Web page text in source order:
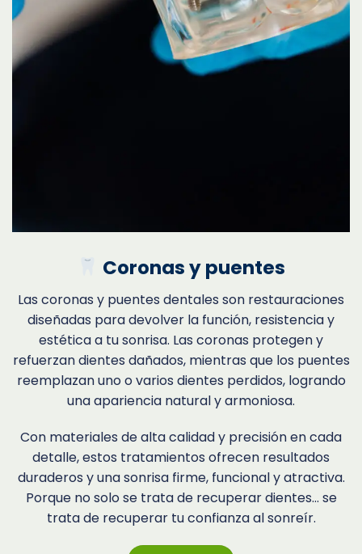
Coronas y puentes
Las coronas y puentes dentales son restauraciones
diseñadas para devolver la función, resistencia y
estética a tu sonrisa. Las coronas protegen y
refuerzan dientes dañados, mientras que los puentes
reemplazan uno o varios dientes perdidos, logrando
una apariencia natural y armoniosa.
Con materiales de alta calidad y precisión en cada
detalle, estos tratamientos ofrecen resultados
duraderos y una sonrisa firme, funcional y atractiva.
Porque no solo se trata de recuperar dientes… se
trata de recuperar tu confianza al sonreír.